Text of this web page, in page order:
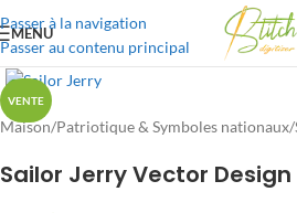
Passer à la navigation
Passer au contenu principal
MENU
VENTE
Maison/Patriotique & Symboles nationaux/
Sailor Jerry Vector Design